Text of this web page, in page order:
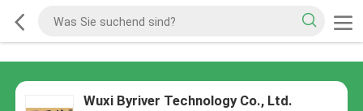
Wuxi Byriver Technology Co., Ltd.